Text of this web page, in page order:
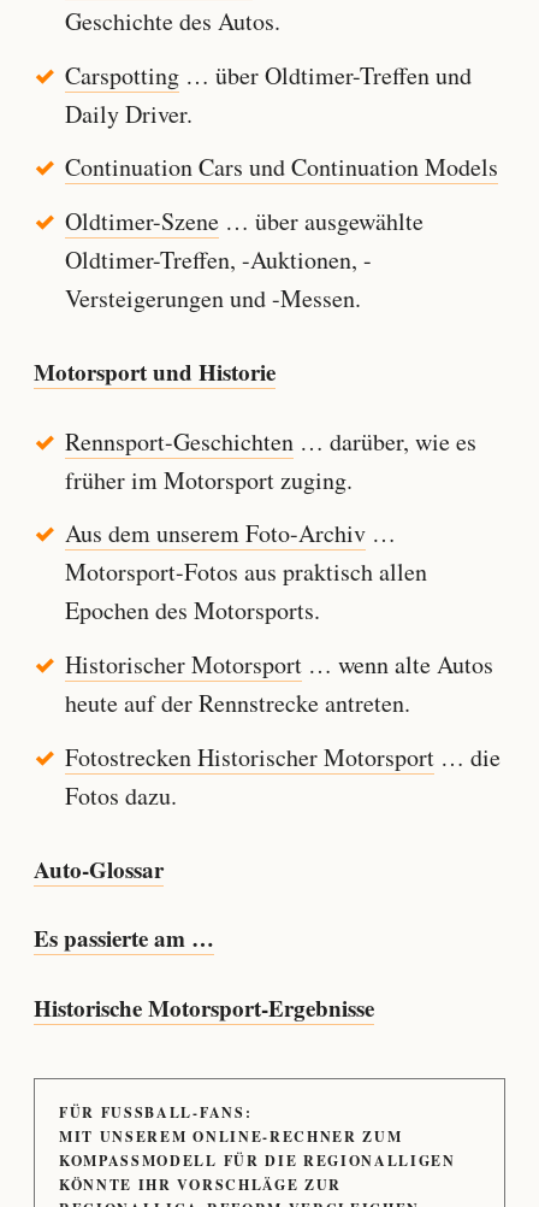
Geschichte des Autos.
Carspotting… über Oldtimer-Treffen und
Daily Driver.
Continuation Cars und Continuation Models
Oldtimer-Szene… über ausgewählte
Oldtimer-Treffen, -Auktionen, -
Versteigerungen und -Messen.
Motorsport und Historie
Rennsport-Geschichten… darüber, wie es
früher im Motorsport zuging.
Aus dem unserem Foto-Archiv…
Motorsport-Fotos aus praktisch allen
Epochen des Motorsports.
Historischer Motorsport… wenn alte Autos
heute auf der Rennstrecke antreten.
Fotostrecken Historischer Motorsport… die
Fotos dazu.
Auto-Glossar
Es passierte am …
Historische Motorsport-Ergebnisse
FÜR FUSSBALL-FANS:
MIT UNSEREM ONLINE-RECHNER ZUM
KOMPASSMODELL FÜR DIE REGIONALLIGEN
KÖNNTE IHR VORSCHLÄGE ZUR